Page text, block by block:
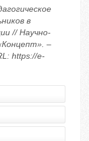
в
// Научно-
–
https://e-